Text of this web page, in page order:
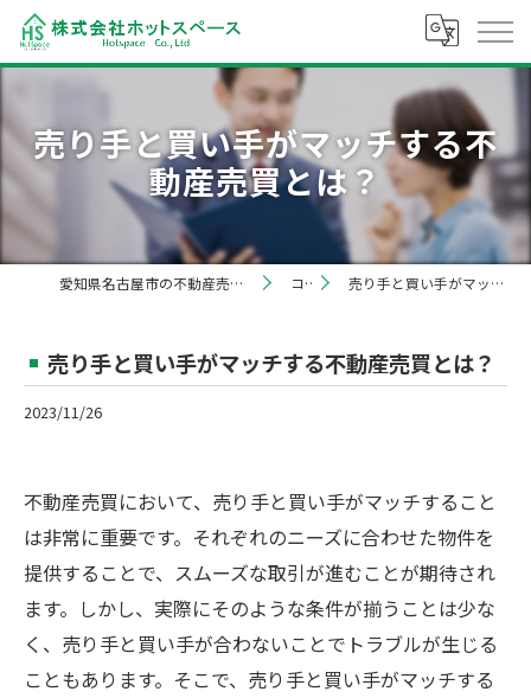
売り手と買い手がマッチする不
動産売買とは？
愛知県名古屋市の不動産売却なら株式会社ホットスペース コラム 売り手と買い手がマッチする不動産売買とは？
売り手と買い手がマッチする不動産売買とは？
2023/11/26
不動産売買において、売り手と買い手がマッチすること
は非常に重要です。それぞれのニーズに合わせた物件を
提供することで、スムーズな取引が進むことが期待され
ます。しかし、実際にそのような条件が揃うことは少な
く、売り手と買い手が合わないことでトラブルが生じる
こともあります。そこで、売り手と買い手がマッチする